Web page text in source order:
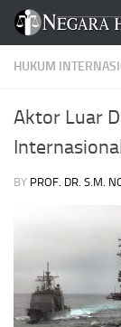
Skip to content
HUKUM
Aktor Luar
BY PROF. DR. S.M.